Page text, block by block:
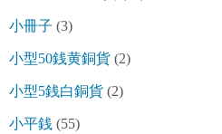
小冊子 (3)
小型50銭黄銅貨 (2)
小型5銭白銅貨 (2)
小平銭 (55)